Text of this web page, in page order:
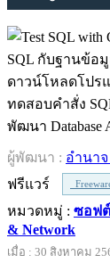
ดาวน์โหลดโปรแ
ทดสอบคำสั่ง
พัฒนา Database
ผู้พัฒนา : อำนา
ฟรีแวร์
หมวดหมู่ : ซอฟต์
& Network
เมื่อ : 30 สิงหาคม